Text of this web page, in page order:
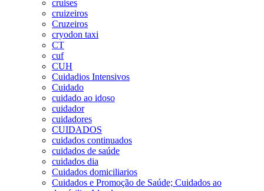
cruises
cruizeiros
Cruzeiros
cryodon taxi
CT
cuf
CUH
Cuidadios Intensivos
Cuidado
cuidado ao idoso
cuidador
cuidadores
CUIDADOS
cuidados continuados
cuidados de saúde
cuidados dia
Cuidados domiciliarios
Cuidados e Promoção de Saúde; Cuidados ao